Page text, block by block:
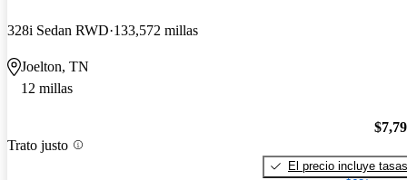
328i Sedan RWD 133,572 millas
Joelton, TN
12 millas
Trato justo
El precio incluye tasas